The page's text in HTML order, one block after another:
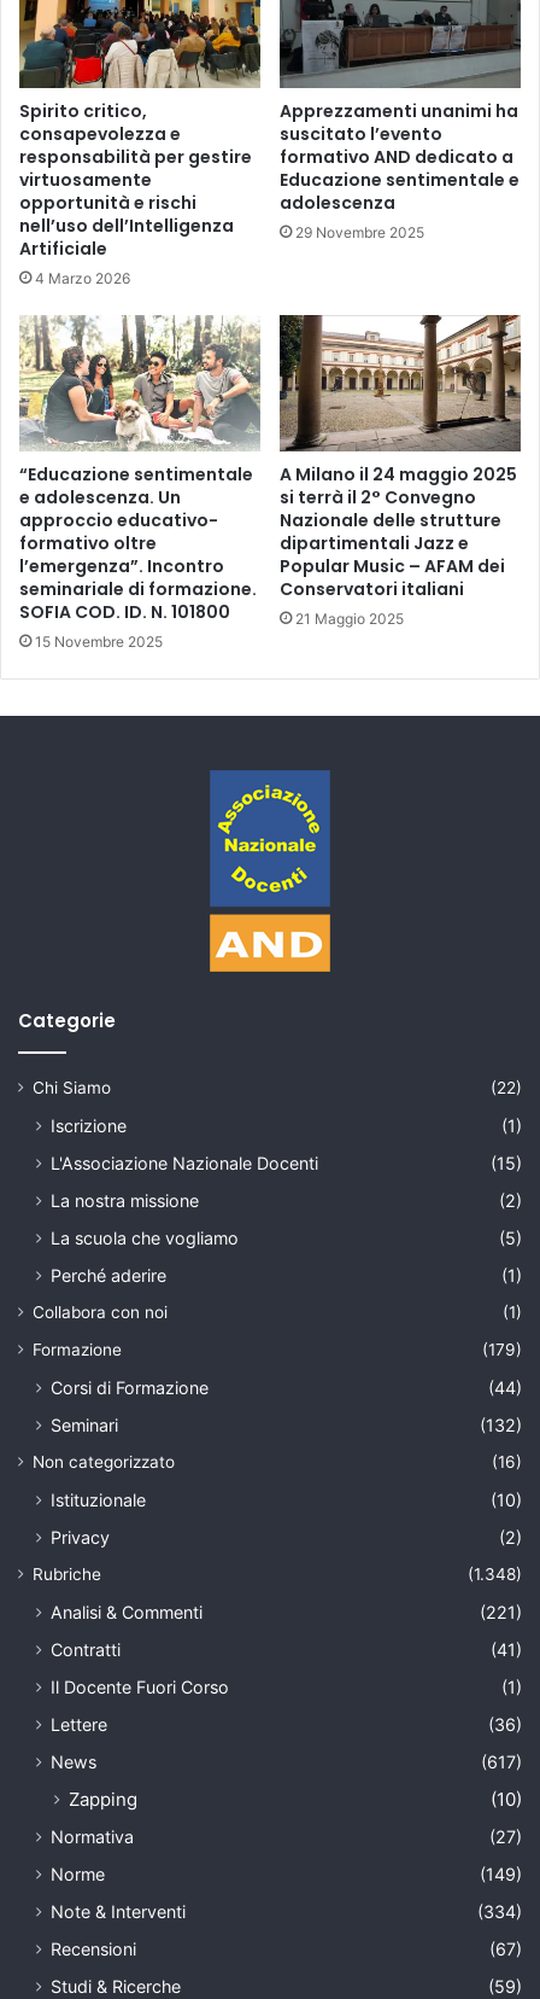
Spirito critico,
consapevolezza e
responsabilità per gestire
virtuosamente
opportunità e rischi
nell’uso dell’Intelligenza
Artificiale
4 Marzo 2026
Apprezzamenti unanimi ha
suscitato l’evento
formativo AND dedicato a
Educazione sentimentale e
adolescenza
29 Novembre 2025
“Educazione sentimentale
e adolescenza. Un
approccio educativo-
formativo oltre
l’emergenza”. Incontro
seminariale di formazione.
SOFIA COD. ID. N. 101800
15 Novembre 2025
A Milano il 24 maggio 2025
si terrà il 2° Convegno
Nazionale delle strutture
dipartimentali Jazz e
Popular Music – AFAM dei
Conservatori italiani
21 Maggio 2025
Categorie
Chi Siamo (22)
Iscrizione
(1)
L'Associazione Nazionale Docenti
(15)
La nostra missione
(2)
La scuola che vogliamo
(5)
Perché aderire
(1)
Collabora con noi
(1)
Formazione
(179)
Corsi di Formazione
(44)
Seminari
(132)
Non categorizzato (16)
Istituzionale
(10)
Privacy
(2)
Rubriche (1.348)
Analisi & Commenti
(221)
Contratti
(41)
Il Docente Fuori Corso
(1)
Lettere
(36)
News
(617)
Zapping (10)
Normativa
(27)
Norme
(149)
Note & Interventi
(334)
Recensioni
(67)
Studi & Ricerche
(59)